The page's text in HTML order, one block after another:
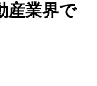
産業界で